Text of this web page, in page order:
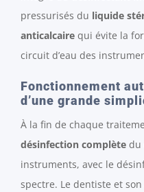
pressurisés du liquide
anticalcaire qui évite la
circuit d’eau des
Fonctionnement
d’une grande
À la fin de chaque
désinfection complète du
instruments, avec le
spectre. Le dentiste et